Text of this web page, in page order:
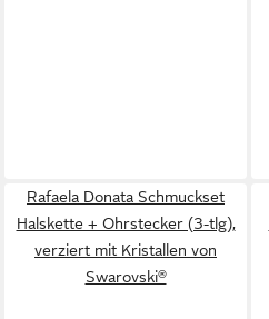
Rafaela Donata Schmuckset
Halskette + Ohrstecker (3-tlg),
verziert mit Kristallen von
Swarovski®